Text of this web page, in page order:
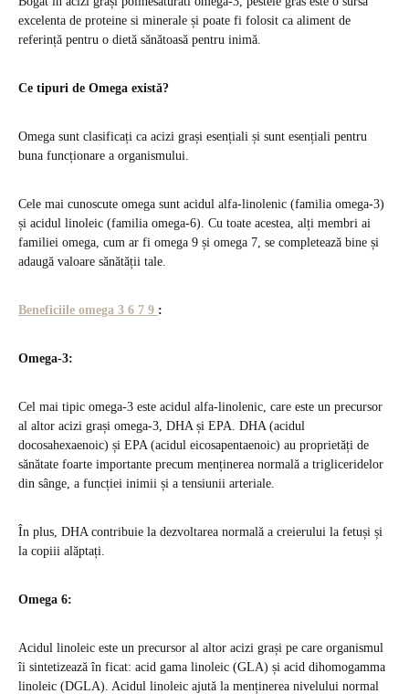
excelenta de proteine ​​si minerale și poate fi folosit ca aliment de
referință pentru o dietă sănătoasă pentru inimă.
Ce tipuri de Omega există?
Omega sunt clasificați ca acizi grași esențiali și sunt esențiali pentru
buna funcționare a organismului.
Cele mai cunoscute omega sunt acidul alfa-linolenic (familia omega-3)
și acidul linoleic (familia omega-6). Cu toate acestea, alți membri ai
familiei omega, cum ar fi omega 9 și omega 7, se completează bine și
adaugă valoare sănătății tale.
Beneficiile omega 3 6 7 9 :
Omega-3:
Cel mai tipic omega-3 este acidul alfa-linolenic, care este un precursor
al altor acizi grași omega-3, DHA și EPA. DHA (acidul
docosahexaenoic) și EPA (acidul eicosapentaenoic) au proprietăți de
sănătate foarte importante precum menținerea normală a trigliceridelor
din sânge, a funcției inimii și a tensiunii arteriale.
În plus, DHA contribuie la dezvoltarea normală a creierului la fetuși și
la copiii alăptați.
Omega 6:
Acidul linoleic este un precursor al altor acizi grași pe care organismul
îi sintetizează în ficat: acid gama linoleic (GLA) și acid dihomogamma
linoleic (DGLA). Acidul linoleic ajută la menținerea nivelului normal